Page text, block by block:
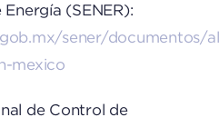
(SENER):
sener/documentos/
mexico
de Control de